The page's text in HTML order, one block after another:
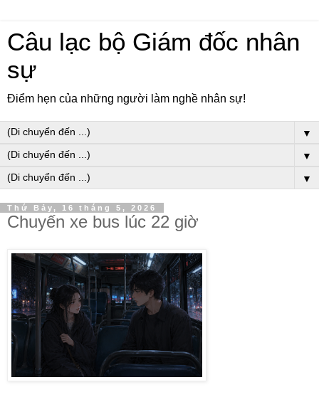
Câu lạc bộ Giám đốc nhân
sự
Điểm hẹn của những người làm nghề nhân sự!
▼
▼
▼
Thứ Bảy, 16 tháng 5, 2026
Chuyến xe bus lúc 22 giờ